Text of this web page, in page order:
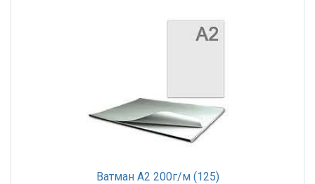
Ватман А2 200г/м (125)